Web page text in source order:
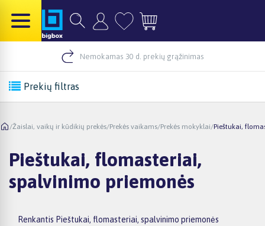
Nemokamas 30 d. prekių grąžinimas
Prekių filtras
/Žaislai, vaikų ir kūdikių prekės/Prekės vaikams/Prekės mokyklai/Pieštukai,
Pieštukai, flomasteriai,
spalvinimo priemonės
Renkantis Pieštukai, flomasteriai, spalvinimo priemonės